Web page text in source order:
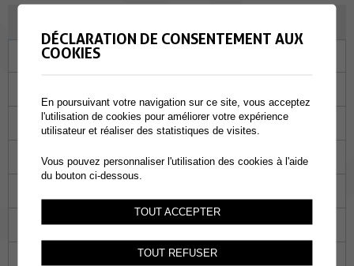
Ma
03 04 05 06 07
10 11 12 13 14
24 25 26 27 28
02
DÉCLARATION DE CONSENTEMENT AUX
COOKIES
En poursuivant votre navigation sur ce site, vous acceptez
l'utilisation de cookies pour améliorer votre expérience
utilisateur et réaliser des statistiques de visites.
Vous pouvez personnaliser l'utilisation des cookies à l'aide
du bouton ci-dessous.
TOUT ACCEPTER
TOUT REFUSER